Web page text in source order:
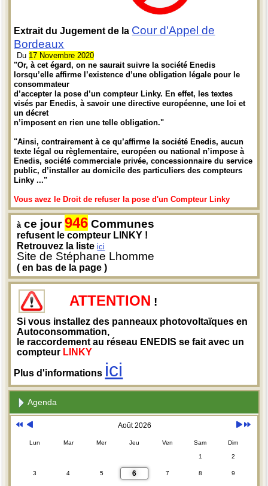
Extrait du Jugement de la Cour d'Appel de
Bordeaux
Du 17 Novembre 2020
"Or, à cet égard, on ne saurait suivre la société Enedis
lorsqu’elle affirme l’existence d’une obligation légale pour le
consommateur
d’accepter la pose d’un compteur Linky. En effet, les textes
visés par Enedis, à savoir une directive européenne, une loi et
un décret
n’imposent en rien une telle obligation."
"Ainsi, contrairement à ce qu’affirme la société Enedis, aucun
texte légal ou règlementaire, européen ou national n’impose à
Enedis, société commerciale privée, concessionnaire du service
public, d’installer au domicile des particuliers des compteurs
Linky ..."
Vous avez le Droit de refuser la pose d'un Compteur Linky
à ce jour946 Communes
refusent le compteur LINKY !
Retrouvez la listeici
Site de Stéphane Lhomme
( en bas de la page )
ATTENTION !
Si vous installez des panneaux photovoltaïques en
Autoconsommation,
le raccordement au réseau ENEDIS se fait avec un
compteur LINKY
Plus d'informations ici
Agenda
Août 2026
Lun Mar Mer Jeu Ven Sam Dim
1 2
3 4 5 6 7 8 9